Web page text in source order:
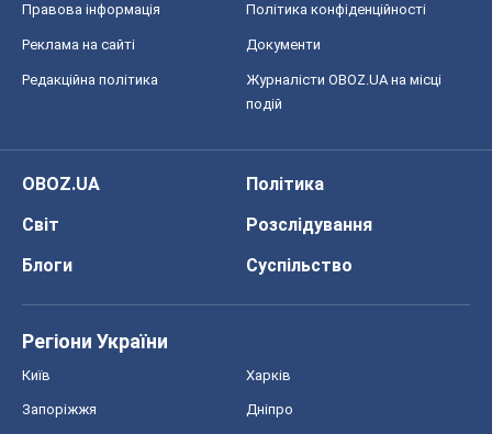
Правова інформація Політика конфіденційності
Реклама на сайті Документи
Редакційна політика
Журналісти OBOZ.UA на місці
подій
OBOZ.UA
Політика
Світ
Розслідування
Блоги
Суспільство
Регіони України
Київ Харків
Запоріжжя Дніпро